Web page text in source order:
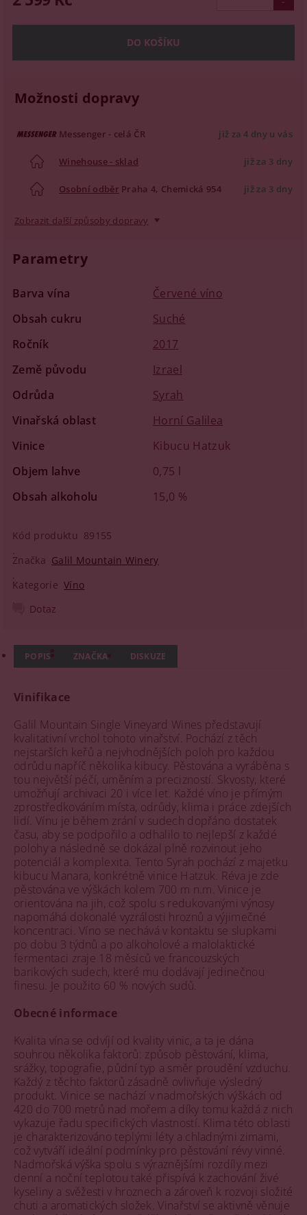
Možnosti dopravy
Messenger - celá ČR již za 4 dny u vás
Winehouse - sklad již za 3 dny
Osobní odběr Praha 4, Chemická 954 již za 3 dny
Zobrazit další způsoby dopravy
Parametry
Barva vína
Červené víno
Obsah cukru
Suché
Ročník
2017
Země původu
Izrael
Odrůda
Syrah
Vinařská oblast
Horní Galilea
Vinice
Kibucu Hatzuk
Objem lahve
0,75 l
Obsah alkoholu
15,0 %
Kód produktu 89155
Značka Galil Mountain Winery
Kategorie Víno
Dotaz
POPIS ZNAČKA DISKUZE
Vinifikace
Galil Mountain Single Vineyard Wines představují
kvalitativní vrchol tohoto vinařství. Pochází z těch
nejstarších keřů a nejvhodnějších poloh pro každou
odrůdu napříč několika kibucy. Pěstována a vyráběna s
tou největší péčí, uměním a precizností. Skvosty, které
umožňují archivaci 20 i více let. Každé víno je přímým
zprostředkováním místa, odrůdy, klima i práce zdejších
lidí. Vínu je během zrání v sudech dopřáno dostatek
času, aby se podpořilo a odhalilo to nejlepší z každé
polohy a následně se dokázal plně rozvinout jeho
potenciál a komplexita. Tento Syrah pochází z majetku
kibucu Manara, konkrétně vinice Hatzuk. Réva je zde
pěstována ve výškách kolem 700 m n.m. Vinice je
orientována na jih, což spolu s redukovanými výnosy
napomáhá dokonalé vyzrálosti hroznů a výjimečné
koncentraci. Víno se nechává v kontaktu se slupkami
po dobu 3 týdnů a po alkoholové a malolaktické
fermentaci zraje 18 měsíců ve francouzských
barikových sudech, které mu dodávají jedinečnou
finesu. Je použito 60 % nových sudů.
Obecné informace
Kvalita vína se odvíjí od kvality vinic, a ta je dána
souhrou několika faktorů: způsob pěstování, klima,
srážky, topografie, půdní typ a směr proudění vzduchu.
Každý z těchto faktorů zásadně ovlivňuje výsledný
produkt. Vinice se nachází v nadmořských výškách od
420 do 700 metrů nad mořem a díky tomu každá z nich
vykazuje řadu specifických vlastností. Klima této oblasti
je charakterizováno teplými léty a chladnými zimami,
což vytváří ideální podmínky pro pěstování révy vinné.
Nadmořská výška spolu s výraznějšími rozdíly mezi
denní a noční teplotou také přispívá k zachování živé
kyseliny a svěžesti v hroznech a zároveň k rozvoji složité
chuti a aromatických složek. Vinařství se aktivně věnuje